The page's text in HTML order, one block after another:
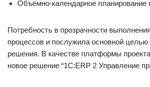
Объемно-календарное планирование
Потребность в прозрачности
процессов и послужила основной целью
решения. В качестве платформы
новое решение “1С:ERP 2 Управление